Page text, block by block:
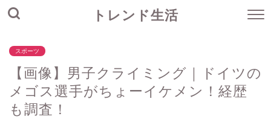
トレンド生活
スポーツ
【画像】男子クライミング｜ドイツの
メゴス選手がちょーイケメン！経歴
も調査！